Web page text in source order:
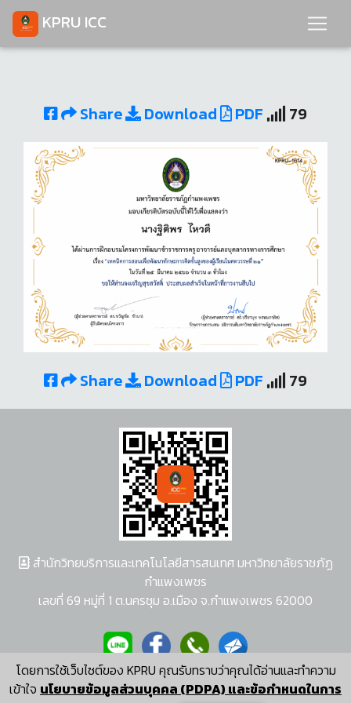
KPRU ICC
Share Download PDF 79
Share Download PDF 79
โดยการใช้เว็บไซต์ของ KPRU คุณรับทราบว่าคุณได้อ่านและทำความ
เข้าใจ นโยบายข้อมูลส่วนบุคคล (PDPA) และข้อกำหนดในการ
สำนักวิทยบริการและเทคโนโลยีสารสนเทศ มหาวิทยาลัยราชภัฏ
กำแพงเพชร
เลขที่ 69 หมู่ที่ 1 ต.นครชุม อ.เมือง จ.กำแพงเพชร 62000
ผู้พัฒนาระบบ อนุชา พวงผกา